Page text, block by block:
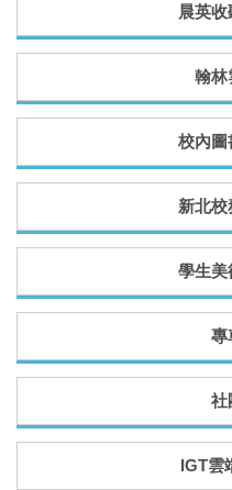
晨英
翰林
校內圖
新北校
學生美
專
社
IGT雲